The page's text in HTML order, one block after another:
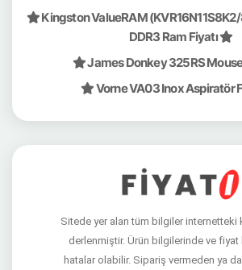
Kingston ValueRAM
DDR3 Ram Fiyatı
James Donkey 325RS
Vorne VA03 Inox Aspiratör
Sitede yer alan tüm bilgiler internetteki
derlenmiştir. Ürün bilgilerinde ve
hatalar olabilir. Sipariş vermeden ya